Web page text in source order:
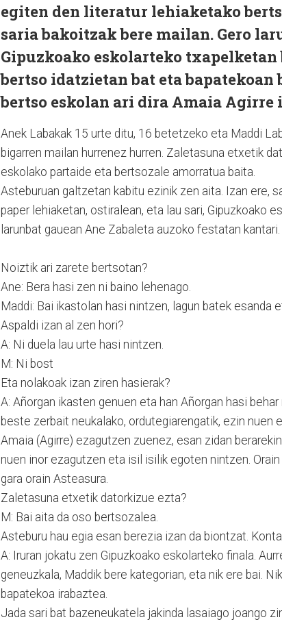
egiten den literatur lehiaketako
saria bakoitzak bere mailan. Gero
Gipuzkoako eskolarteko
bertso idatzietan bat eta bapatekoan
bertso eskolan ari dira Amaia
Anek Labakak 15 urte ditu, 16 betetzeko eta Maddi
bigarren mailan hurrenez hurren. Zaletasuna etxetik
eskolako partaide eta bertsozale amorratua baita.
Asteburuan galtzetan kabitu ezinik zen aita. Izan ere,
paper lehiaketan, ostiralean, eta lau sari, Gipuzkoako
larunbat gauean Ane Zabaleta auzoko festatan
Noiztik ari zarete bertsotan?
Ane: Bera hasi zen ni baino lehenago.
Maddi: Bai ikastolan hasi nintzen, lagun batek esanda
Aspaldi izan al zen hori?
A: Ni duela lau urte hasi nintzen.
M: Ni bost
Eta nolakoak izan ziren hasierak?
A: Añorgan ikasten genuen eta han Añorgan hasi
beste zerbait neukalako, ordutegiarengatik, ezin nuen
Amaia (Agirre) ezagutzen zuenez, esan zidan
nuen inor ezagutzen eta isil isilik egoten nintzen.
gara orain Asteasura.
Zaletasuna etxetik datorkizue ezta?
M: Bai aita da oso bertsozalea.
Asteburu hau egia esan berezia izan da biontzat.
A: Iruran jokatu zen Gipuzkoako eskolarteko finala.
geneuzkala, Maddik bere kategorian, eta nik ere bai.
bapatekoa irabaztea.
Jada sari bat bazeneukatela jakinda lasaiago joango